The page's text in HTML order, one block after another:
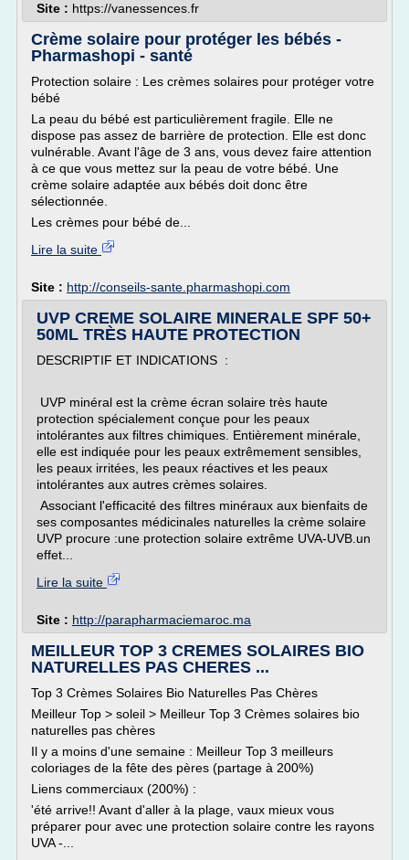
Site : https://vanessences.fr
Crème solaire pour protéger les bébés -
Pharmashopi - santé
Protection solaire : Les crèmes solaires pour protéger votre
bébé
La peau du bébé est particulièrement fragile. Elle ne
dispose pas assez de barrière de protection. Elle est donc
vulnérable. Avant l'âge de 3 ans, vous devez faire attention
à ce que vous mettez sur la peau de votre bébé. Une
crème solaire adaptée aux bébés doit donc être
sélectionnée.
Les crèmes pour bébé de...
Lire la suite
Site : http://conseils-sante.pharmashopi.com
UVP CREME SOLAIRE MINERALE SPF 50+
50ML TRÈS HAUTE PROTECTION
DESCRIPTIF ET INDICATIONS :
UVP minéral est la crème écran solaire très haute
protection spécialement conçue pour les peaux
intolérantes aux filtres chimiques. Entièrement minérale,
elle est indiquée pour les peaux extrêmement sensibles,
les peaux irritées, les peaux réactives et les peaux
intolérantes aux autres crèmes solaires.
Associant l'efficacité des filtres minéraux aux bienfaits de
ses composantes médicinales naturelles la crème solaire
UVP procure :une protection solaire extrême UVA-UVB.un
effet...
Lire la suite
Site : http://parapharmaciemaroc.ma
MEILLEUR TOP 3 CREMES SOLAIRES BIO
NATURELLES PAS CHERES ...
Top 3 Crèmes Solaires Bio Naturelles Pas Chères
Meilleur Top > soleil > Meilleur Top 3 Crèmes solaires bio
naturelles pas chères
Il y a moins d'une semaine : Meilleur Top 3 meilleurs
coloriages de la fête des pères (partage à 200%)
Liens commerciaux (200%) :
'été arrive!! Avant d'aller à la plage, vaux mieux vous
préparer pour avec une protection solaire contre les rayons
UVA -...